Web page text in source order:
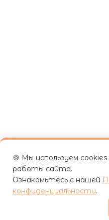
🍪 Мы используем
работы сайта.
Ознакомьтесь с нашей
конфиденциальности.